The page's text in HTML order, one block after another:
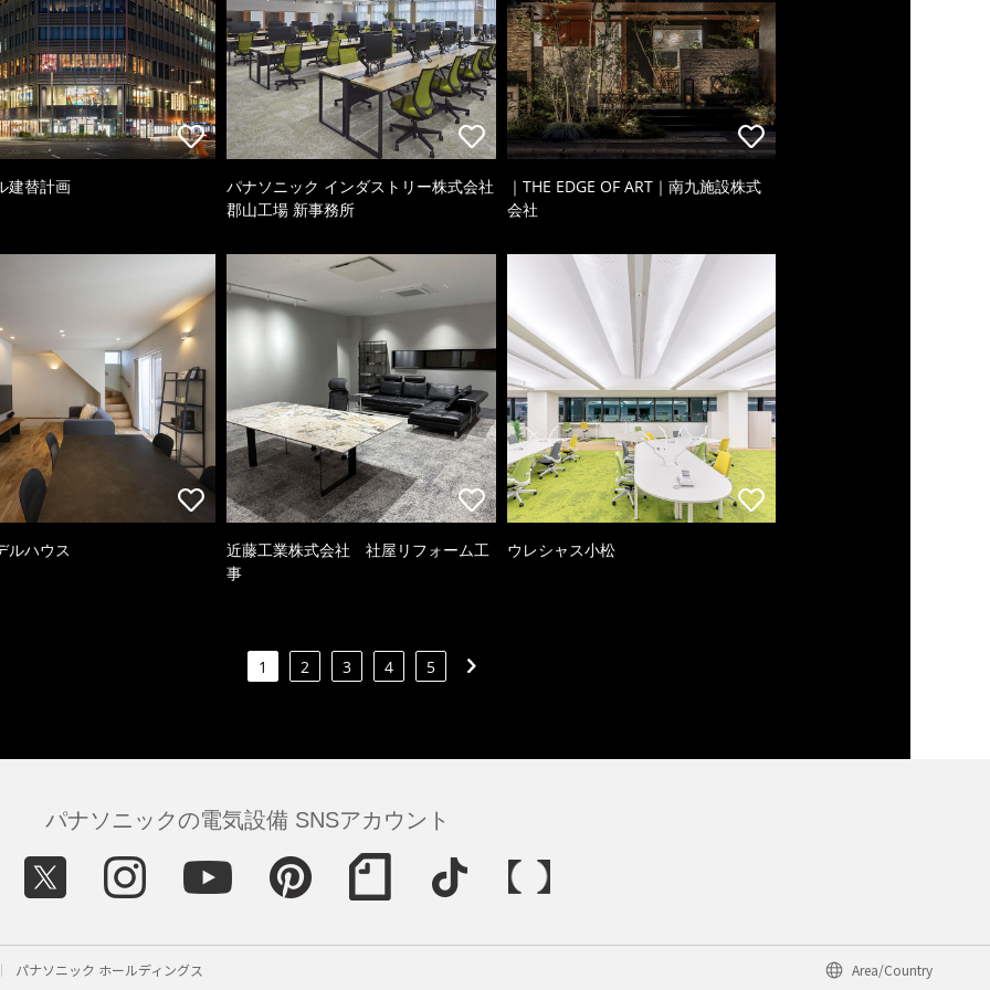
建替計画
パナソニック インダストリー株式会社
郡山工場 新事務所
｜THE EDGE OF ART｜南九施設株式
会社
ルハウス
近藤工業株式会社 社屋リフォーム工
事
ウレシャス小松
1 2 3 4 5
パナソニックの電気設備 SNSアカウント
パナソニック ホールディングス Area/Country